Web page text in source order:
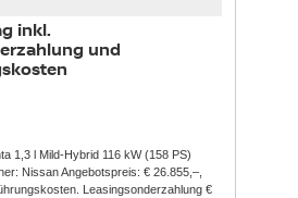
inkl.
und
1,3 l Mild-Hybrid 116 kW (158 PS)
Nissan Angebotspreis: € 26.855,–,
Leasingsonderzahlung €